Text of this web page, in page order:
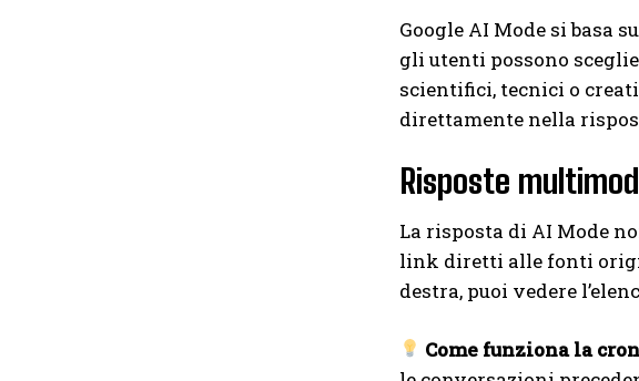
Google AI Mode si basa
gli utenti possono
scientifici, tecnici o
direttamente nella
Risposte
La risposta di AI Mode
link diretti alle fonti
destra, puoi vedere
Come funziona la